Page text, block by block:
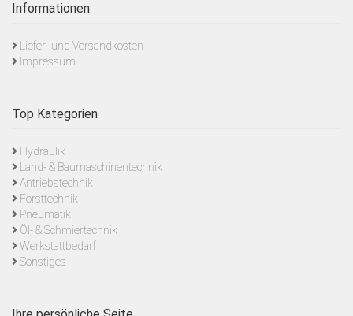
Informationen
Liefer- und Versandkosten
Impressum
Top Kategorien
Hydraulik
Land- & Baumaschinentechnik
Antriebstechnik
Forsttechnik
Pneumatik
Öl- & Schmiertechnik
Werkstattbedarf
Sonstiges